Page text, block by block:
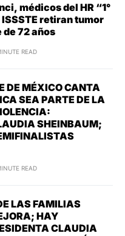
médicos del HR “1°
retiran tumor
72 años
READ
DE MÉXICO CANTA
SEA PARTE DE LA
SHEINBAUM;
READ
LAS FAMILIAS
HAY
CLAUDIA